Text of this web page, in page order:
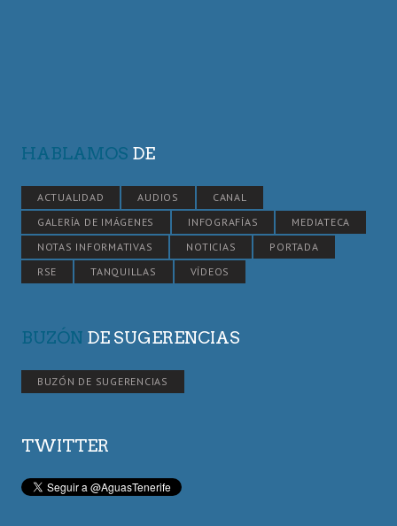
HABLAMOS DE
ACTUALIDAD AUDIOS
CANAL
GALERÍA DE IMÁGENES
INFOGRAFÍAS
MEDIATECA
NOTAS INFORMATIVAS
NOTICIAS
PORTADA
RSE
TANQUILLAS VÍDEOS
BUZÓN DE SUGERENCIAS
BUZÓN DE SUGERENCIAS
TWITTER